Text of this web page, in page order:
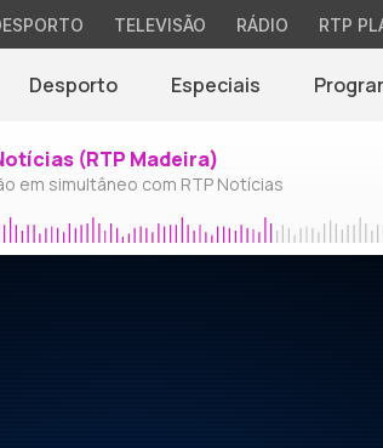
TELEVISÃO RÁDIO RTP
Desporto Especiais
(RTP Madeira)
em simultâneo com RTP Notícias